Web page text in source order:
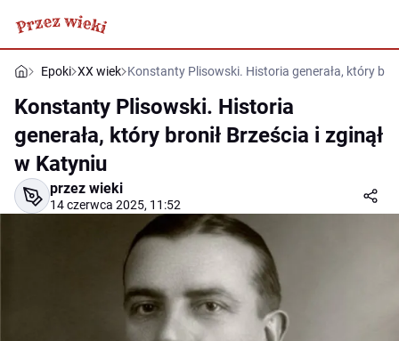
Epoki XX wiek Konstanty Plisowski. Historia generała, który
Konstanty Plisowski. Historia
generała, który bronił Brześcia i zginął
w Katyniu
przez wieki
14 czerwca 2025, 11:52